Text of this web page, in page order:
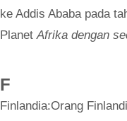
ke Addis Ababa pada
Planet Afrika dengan
F
Finlandia:Orang